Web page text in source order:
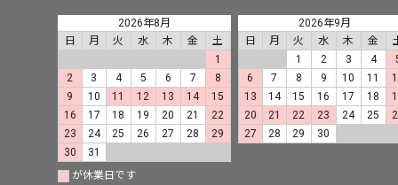
2026年8月
日
月 火 水 木 金
土
1
2
3 4 5 6 7
8
9
10 11 12 13 14
15
16
17 18 19 20 21
22
23
24 25 26 27 28
29
30
31
2026年9月
日
月 火 水 木 金
1
2 3 4
6
7 8 9 10 11
13
14 15 16 17 18
20
21 22 23 24 25
27
28 29 30
が休業日です